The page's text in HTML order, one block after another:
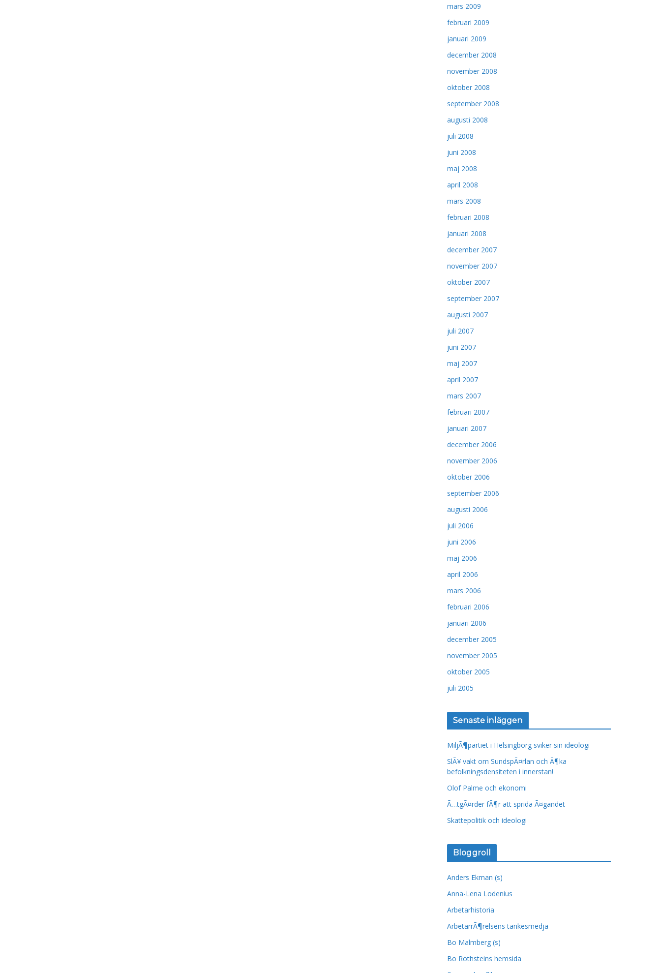
mars 2009
februari 2009
januari 2009
december 2008
november 2008
oktober 2008
september 2008
augusti 2008
juli 2008
juni 2008
maj 2008
april 2008
mars 2008
februari 2008
januari 2008
december 2007
november 2007
oktober 2007
september 2007
augusti 2007
juli 2007
juni 2007
maj 2007
april 2007
mars 2007
februari 2007
januari 2007
december 2006
november 2006
oktober 2006
september 2006
augusti 2006
juli 2006
juni 2006
maj 2006
april 2006
mars 2006
februari 2006
januari 2006
december 2005
november 2005
oktober 2005
juli 2005
Senaste inläggen
MiljÃ¶partiet i Helsingborg sviker sin ideologi
SlÃ¥ vakt om SundspÃ¤rlan och Ã¶ka
befolkningsdensiteten i innerstan!
Olof Palme och ekonomi
Ã…tgÃ¤rder fÃ¶r att sprida Ã¤gandet
Skattepolitik och ideologi
Bloggroll
Anders Ekman (s)
Anna-Lena Lodenius
Arbetarhistoria
ArbetarrÃ¶relsens tankesmedja
Bo Malmberg (s)
Bo Rothsteins hemsida